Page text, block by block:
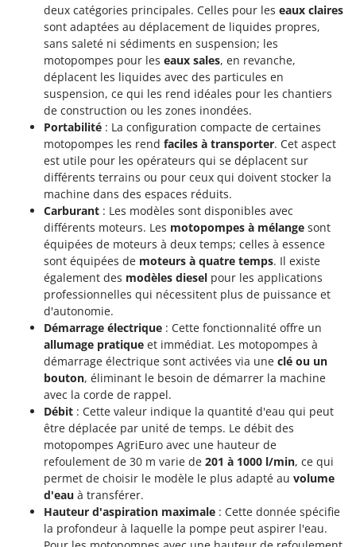
Resto Italia
Ribimex
Ripartrak
Ritter
River Systems
Robomow
Rossofuoco
Rover Pompe
Royal Food
Ryobi
S.T.P.
Santos
Sbaraglia
Schnitzer
Seven Italy
Shark
Silky
Simatech
Sirman
Skil
Smartwood
Smeg
deux catégories principales. Celles pour les eaux claires
sont adaptées au déplacement de liquides propres,
sans saleté ni sédiments en suspension; les
motopompes pour les eaux sales, en revanche,
déplacent les liquides avec des particules en
suspension, ce qui les rend idéales pour les chantiers
de construction ou les zones inondées.
Portabilité : La configuration compacte de certaines
motopompes les rend faciles à transporter. Cet aspect
est utile pour les opérateurs qui se déplacent sur
différents terrains ou pour ceux qui doivent stocker la
machine dans des espaces réduits.
Carburant : Les modèles sont disponibles avec
différents moteurs. Les motopompes à mélange sont
équipées de moteurs à deux temps; celles à essence
sont équipées de moteurs à quatre temps. Il existe
également des modèles diesel pour les applications
professionnelles qui nécessitent plus de puissance et
d'autonomie.
Démarrage électrique : Cette fonctionnalité offre un
allumage pratique et immédiat. Les motopompes à
démarrage électrique sont activées via une clé ou un
bouton, éliminant le besoin de démarrer la machine
avec la corde de rappel.
Débit : Cette valeur indique la quantité d'eau qui peut
être déplacée par unité de temps. Le débit des
motopompes AgriEuro avec une hauteur de
refoulement de 30 m varie de 201 à 1000 l/min, ce qui
permet de choisir le modèle le plus adapté au volume
d'eau à transférer.
Hauteur d'aspiration maximale : Cette donnée spécifie
la profondeur à laquelle la pompe peut aspirer l'eau.